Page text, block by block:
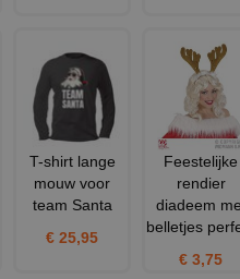
T-shirt lange
mouw voor
team Santa
€ 25,95
Feestelijke
rendier
diadeem
belletjes
€ 3,75